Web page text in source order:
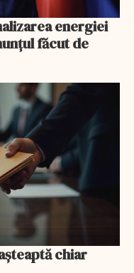
energiei
făcut de
chiar